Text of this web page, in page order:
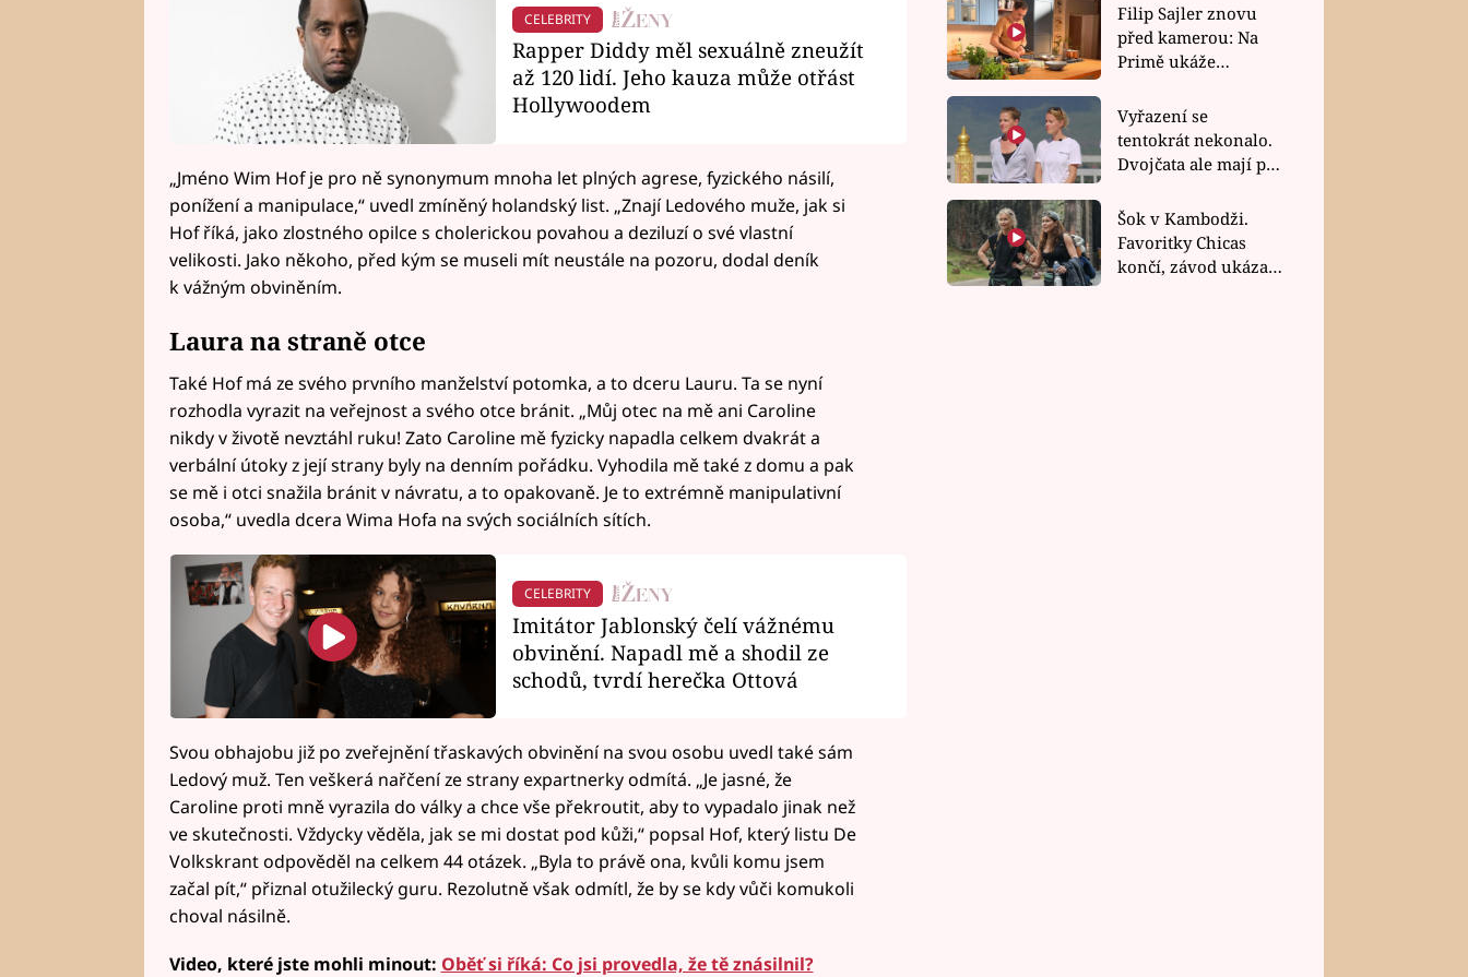
CELEBRITY
Rapper Diddy měl sexuálně zneužít
až 120 lidí. Jeho kauza může otřást
Hollywoodem
„Jméno Wim Hof je pro ně synonymum mnoha let plných agrese, fyzického násilí,
ponížení a manipulace,“ uvedl zmíněný holandský list. „Znají Ledového muže, jak si
Hof říká, jako zlostného opilce s cholerickou povahou a deziluzí o své vlastní
velikosti. Jako někoho, před kým se museli mít neustále na pozoru, dodal deník
k vážným obviněním.
Laura na straně otce
Také Hof má ze svého prvního manželství potomka, a to dceru Lauru. Ta se nyní
rozhodla vyrazit na veřejnost a svého otce bránit. „Můj otec na mě ani Caroline
nikdy v životě nevztáhl ruku! Zato Caroline mě fyzicky napadla celkem dvakrát a
verbální útoky z její strany byly na denním pořádku. Vyhodila mě také z domu a pak
se mě i otci snažila bránit v návratu, a to opakovaně. Je to extrémně manipulativní
osoba,“ uvedla dcera Wima Hofa na svých sociálních sítích.
CELEBRITY
Imitátor Jablonský čelí vážnému
obvinění. Napadl mě a shodil ze
schodů, tvrdí herečka Ottová
Svou obhajobu již po zveřejnění třaskavých obvinění na svou osobu uvedl také sám
Ledový muž. Ten veškerá nařčení ze strany expartnerky odmítá. „Je jasné, že
Caroline proti mně vyrazila do války a chce vše překroutit, aby to vypadalo jinak než
ve skutečnosti. Vždycky věděla, jak se mi dostat pod kůži,“ popsal Hof, který listu De
Volkskrant odpověděl na celkem 44 otázek. „Byla to právě ona, kvůli komu jsem
začal pít,“ přiznal otužilecký guru. Rezolutně však odmítl, že by se kdy vůči komukoli
choval násilně.
Video, které jste mohli minout: Oběť si říká: Co jsi provedla, že tě znásilnil?
Filip Sajler znovu
před kamerou: Na
Primě ukáže
rychlé recepty
Vyřazení se
tentokrát nekonalo.
Dvojčata ale mají po
závodu nůž na krku
Šok v Kambodži.
Favoritky Chicas
končí, závod ukázal